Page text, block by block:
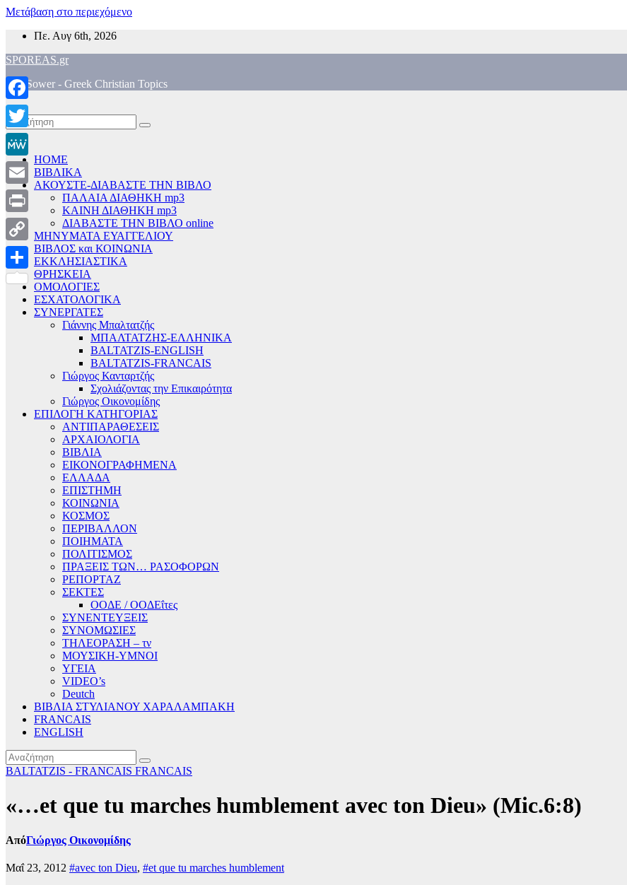
Μετάβαση στο περιεχόμενο
Πε. Αυγ 6th, 2026
SPOREAS.gr
The Sower - Greek Christian Topics
HOME
ΒΙΒΛΙΚΑ
ΑΚΟΥΣΤΕ-ΔΙΑΒΑΣΤΕ ΤΗΝ ΒΙΒΛΟ
ΠΑΛΑΙΑ ΔΙΑΘΗΚΗ mp3
ΚΑΙΝΗ ΔΙΑΘΗΚΗ mp3
ΔΙΑΒΑΣΤΕ ΤΗΝ ΒΙΒΛΟ online
ΜΗΝΥΜΑΤΑ ΕΥΑΓΓΕΛΙΟΥ
ΒΙΒΛΟΣ και ΚΟΙΝΩΝΙΑ
ΕΚΚΛΗΣΙΑΣΤΙΚΑ
ΘΡΗΣΚΕΙΑ
ΟΜΟΛΟΓΙΕΣ
ΕΣΧΑΤΟΛΟΓΙΚΑ
ΣΥΝΕΡΓΑΤΕΣ
Γιάννης Μπαλτατζής
ΜΠΑΛΤΑΤΖΗΣ-ΕΛΛΗΝΙΚΑ
BALTATZIS-ENGLISH
BALTATZIS-FRANCAIS
Γιώργος Κανταρτζής
Σχολιάζοντας την Επικαιρότητα
Γιώργος Οικονομίδης
ΕΠΙΛΟΓΗ ΚΑΤΗΓΟΡΙΑΣ
ΑΝΤΙΠΑΡΑΘΕΣΕΙΣ
ΑΡΧΑΙΟΛΟΓΙΑ
ΒΙΒΛΙΑ
ΕΙΚΟΝΟΓΡΑΦΗΜΕΝΑ
ΕΛΛΑΔΑ
ΕΠΙΣΤΗΜΗ
ΚΟΙΝΩΝΙΑ
ΚΟΣΜΟΣ
ΠΕΡΙΒΑΛΛΟΝ
ΠΟΙΗΜΑΤΑ
ΠΟΛΙΤΙΣΜΟΣ
ΠΡΑΞΕΙΣ ΤΩΝ… ΡΑΣΟΦΟΡΩΝ
ΡΕΠΟΡΤΑΖ
ΣΕΚΤΕΣ
ΟΟΔΕ / ΟΟΔΕΐτες
ΣΥΝΕΝΤΕΥΞΕΙΣ
ΣΥΝΟΜΩΣΙΕΣ
ΤΗΛΕΟΡΑΣΗ – τν
ΜΟΥΣΙΚΗ-ΥΜΝΟΙ
ΥΓΕΙΑ
VIDEO’s
Deutch
ΒΙΒΛΙΑ ΣΤΥΛΙΑΝΟΥ ΧΑΡΑΛΑΜΠΑΚΗ
FRANCAIS
ENGLISH
BALTATZIS - FRANCAIS FRANCAIS
«…et que tu marches humblement avec ton Dieu» (Mic.6:8)
ΑπόΓιώργος Οικονομίδης
Μαΐ 23, 2012 #avec ton Dieu, #et que tu marches humblement
Facebook
Twitter
MeWe
Email
Print
Copy
Link
Μοιραστείτε